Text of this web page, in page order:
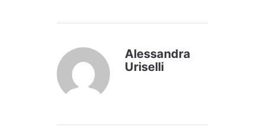
Alessandra
Uriselli